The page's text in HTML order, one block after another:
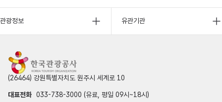
관광정보 유관기관
(26464) 강원특별자치도 원주시 세계로 10
대표전화 033-738-3000 (유료, 평일 09시~18시)